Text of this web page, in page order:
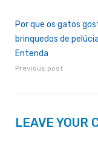
Por que os gatos
brinquedos de
Entenda
Previous post
LEAVE YOUR